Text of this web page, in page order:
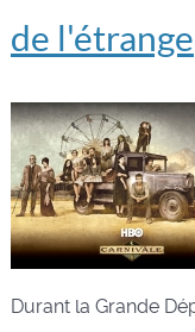
de l'étrange
Durant la Grande